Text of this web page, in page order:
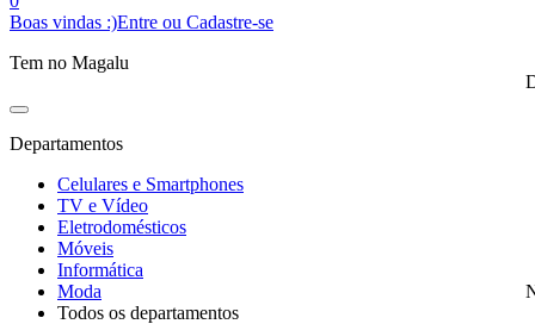
Boas vindas :)Entre ou Cadastre-se
Tem no Magalu
Departamentos
Celulares e Smartphones
TV e Vídeo
Eletrodomésticos
Móveis
Informática
Moda
Todos os departamentos